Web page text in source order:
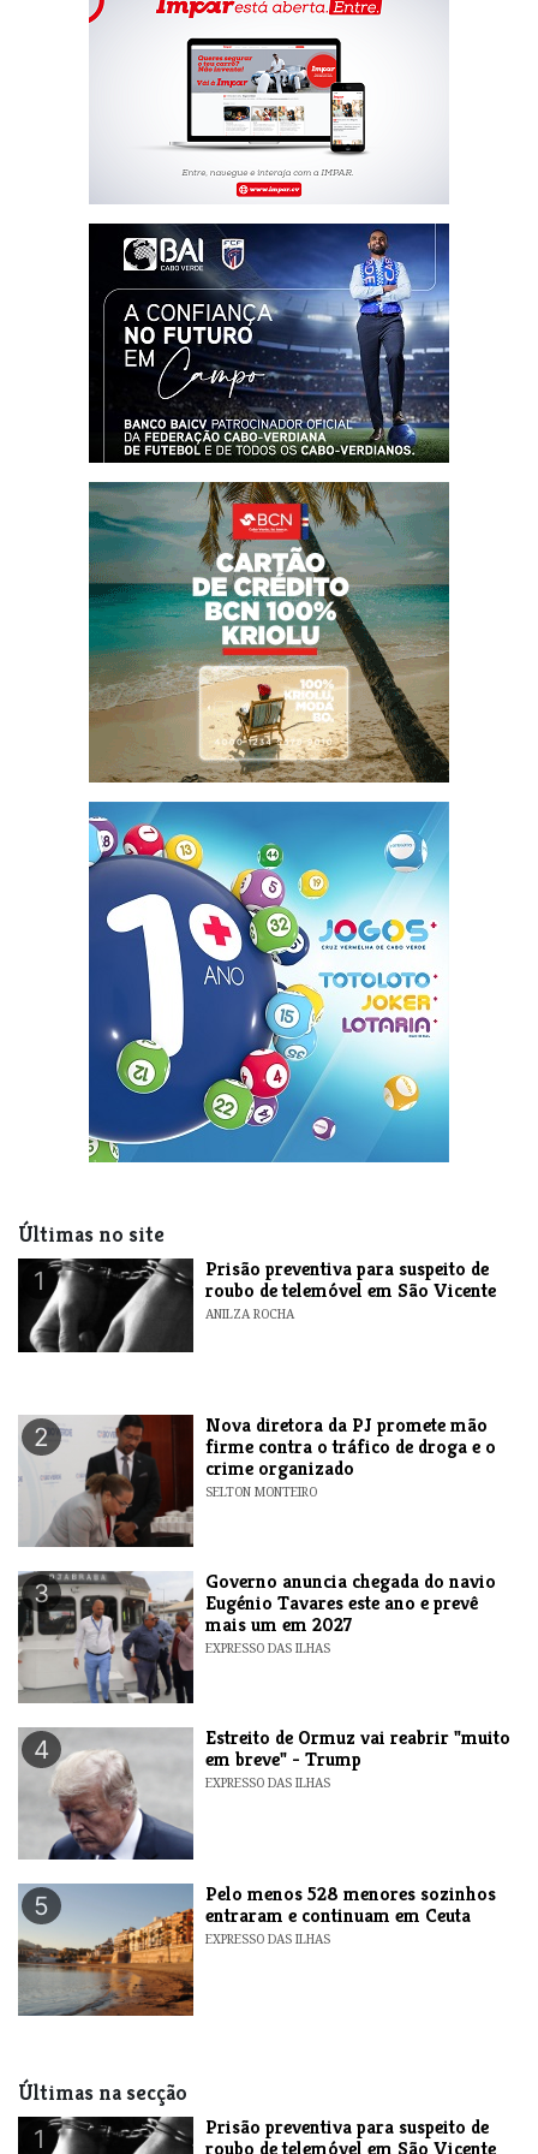
Últimas no site
1
Prisão preventiva para suspeito de
roubo de telemóvel em São Vicente
ANILZA ROCHA
2
Nova diretora da PJ promete mão
firme contra o tráfico de droga e o
crime organizado
SELTON MONTEIRO
3
Governo anuncia chegada do navio
Eugénio Tavares este ano e prevê
mais um em 2027
EXPRESSO DAS ILHAS
4
Estreito de Ormuz vai reabrir "muito
em breve" - Trump
EXPRESSO DAS ILHAS
5
Pelo menos 528 menores sozinhos
entraram e continuam em Ceuta
EXPRESSO DAS ILHAS
Últimas na secção
1
Prisão preventiva para suspeito de
roubo de telemóvel em São Vicente